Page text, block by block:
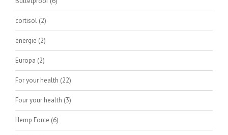
cortisol (2)
energie (2)
Europa (2)
For your health (22)
Four your health (3)
Hemp Force (6)